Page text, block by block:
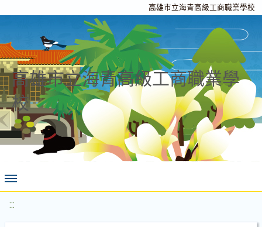
高雄市立海青高級工商職業學校
高雄市立海青高級工商職業學
校
:::